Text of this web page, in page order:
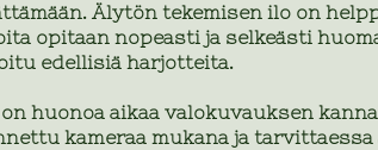
Älytön tekemisen ilo on
opitaan nopeasti ja selkeästi
edellisiä harjotteita.
huonoa aikaa valokuvauksen
kameraa mukana ja